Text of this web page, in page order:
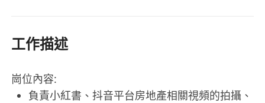
工作描述
崗位內容:
負責小紅書、抖音平台房地產相關視頻的拍攝、